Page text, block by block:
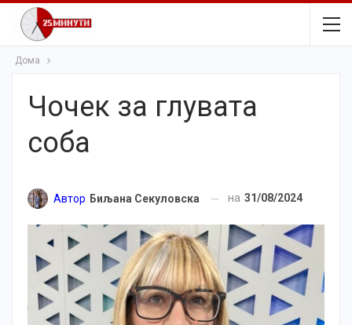
Дома
Чочек за глувата
соба
Автор Биљана Секуловска на 31/08/2024